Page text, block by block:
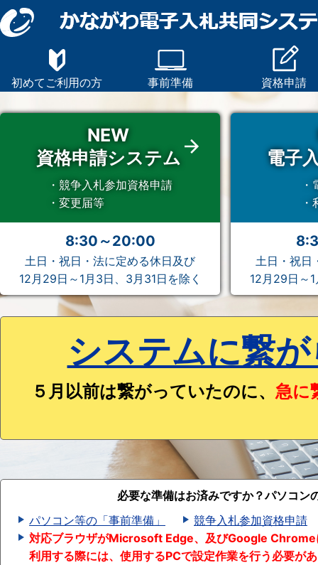
初めてご利用の方 事前準備 資格申請
NEW
資格申請システム
・競争入札参加資格申請
・変更届等
8:30～20:00
土日・祝日・法に定める休日及び
12月29日～1月3日、3月31日を除く
電子
土日・祝日
12月29日～
システムに繋
５月以前は繋がっていたのに、 急に
必要な準備はお済みですか？パソコン
パソコン等の「事前準備」
競争入札参加資格申請
対応ブラウザがMicrosoft Edge、及びGoogle Chrome
利用する際には、使用するPCで設定作業を行う必要が